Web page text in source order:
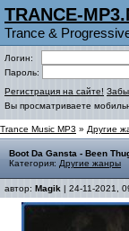
TRANCE-
Trance &
Логин:
Пароль:
Регистрация на сайте!
Вы просматриваете
Trance Music MP3 » Другие
Boot Da Gansta - Been
Категория: Другие жанры
автор: Magik | 24-11-2021,